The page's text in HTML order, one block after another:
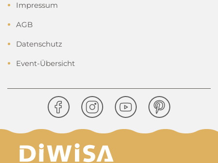
Impressum
AGB
Datenschutz
Event-Übersicht